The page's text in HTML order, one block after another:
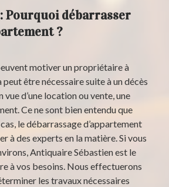
Pourquoi débarrasser
?
motiver un propriétaire à
être nécessaire suite à un décès
d’une location ou vente, une
Ce ne sont bien entendu que
le débarrassage d’appartement
à des experts en la matière. Si vous
Antiquaire Sébastien est le
à vos besoins. Nous effectuerons
les travaux nécessaires